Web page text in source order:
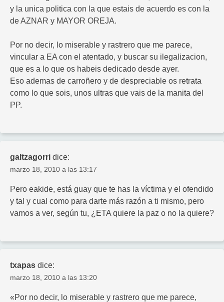
y la unica politica con la que estais de acuerdo es con la
de AZNAR y MAYOR OREJA.
Por no decir, lo miserable y rastrero que me parece,
vincular a EA con el atentado, y buscar su ilegalizacion,
que es a lo que os habeis dedicado desde ayer.
Eso ademas de carroñero y de despreciable os retrata
como lo que sois, unos ultras que vais de la manita del
PP.
galtzagorri dice:
marzo 18, 2010 a las 13:17
Pero eakide, está guay que te has la víctima y el ofendido
y tal y cual como para darte más razón a ti mismo, pero
vamos a ver, según tu, ¿ETA quiere la paz o no la quiere?
txapas dice:
marzo 18, 2010 a las 13:20
«Por no decir, lo miserable y rastrero que me parece,